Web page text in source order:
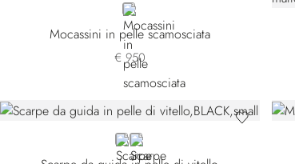
BLUE
Mocassini in pelle scamosciata
€ 950
BLACKWHITE